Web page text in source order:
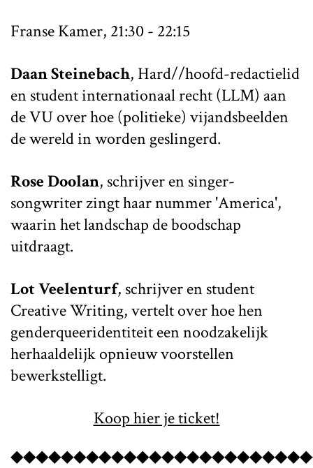
Franse Kamer, 21:30 - 22:15
Daan Steinebach, Hard//hoofd-redactielid
en student internationaal recht (LLM) aan
de VU over hoe (politieke) vijandsbeelden
de wereld in worden geslingerd.
Rose Doolan, schrijver en singer-
songwriter zingt haar nummer 'America',
waarin het landschap de boodschap
uitdraagt.
Lot Veelenturf, schrijver en student
Creative Writing, vertelt over hoe hen
genderqueeridentiteit een noodzakelijk
herhaaldelijk opnieuw voorstellen
bewerkstelligt.
Koop hier je ticket!